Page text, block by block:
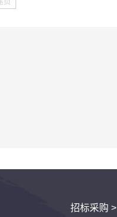
页
招标采购 >